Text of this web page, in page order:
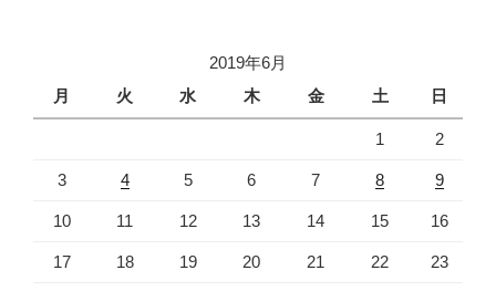
2019年6月
月
火 水 木 金 土 日
1 2
3 4 5 6 7 8 9
10 11 12 13 14 15 16
17 18 19 20 21 22 23